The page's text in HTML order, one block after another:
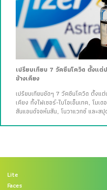
เปรียบเทียบ 7 วัคซีนโควิด ตั้งแ
ข้างเคียง
เปรียบเทียบชัดๆ 7 วัคซีนโควิด ตั้งแ
เคียง ทั้งไฟเซอร์-ไบโอเอ็นเทค, โมเ
สันแอนด์จอห์นสัน, โนวาแวกซ์ และส
Lite
Faces